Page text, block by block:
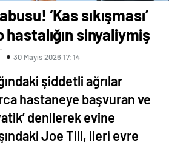
‘Kas sıkışması’
hastalığın sinyaliymiş
30 Mayıs 2026 17:14
şiddetli ağrılar
hastaneye başvuran ve
denilerek evine
Joe Till, ileri evre